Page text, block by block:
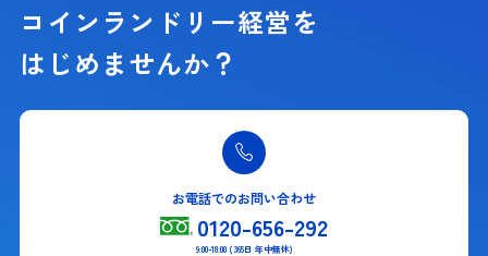
コインランドリー経営を
はじめませんか？
お電話でのお問い合わせ
0120-656-292
9:00-18:00 (365日 年中無休)